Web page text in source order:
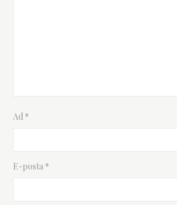
Ad *
E-posta *